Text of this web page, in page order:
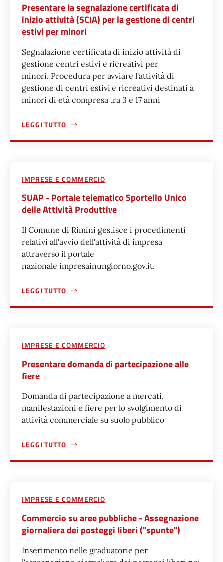
Presentare la segnalazione certificata di
inizio attività (SCIA) per la gestione di centri
estivi per minori
Segnalazione certificata di inizio attività di
gestione centri estivi e ricreativi per
minori. Procedura per avviare l'attività di
gestione di centri estivi e ricreativi destinati a
minori di età compresa tra 3 e 17 anni​
LEGGI TUTTO
A PROPOSITO DI PRESENTARE LA SEGNALAZIONE
IMPRESE E COMMERCIO
SUAP - Portale telematico Sportello Unico
delle Attività Produttive
Il Comune di Rimini gestisce i procedimenti
relativi all'avvio dell'attività di impresa
attraverso il portale
nazionale impresainungiorno.gov.it.
LEGGI TUTTO
A PROPOSITO DI SUAP - PORTALE TELEMATICO
IMPRESE E COMMERCIO
Presentare domanda di partecipazione alle
fiere
Domanda di partecipazione a mercati,
manifestazioni e fiere per lo svolgimento di
attività commerciale su suolo pubblico
LEGGI TUTTO
A PROPOSITO DI PRESENTARE DOMANDA DI
IMPRESE E COMMERCIO
Commercio su aree pubbliche - Assegnazione
giornaliera dei posteggi liberi ("spunte")
Inserimento nelle graduatorie per